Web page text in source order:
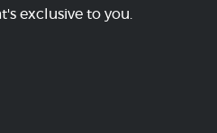
exclusive to you.